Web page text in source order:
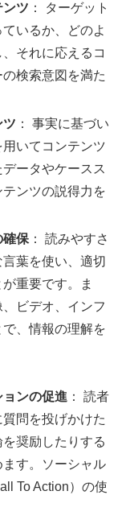
ツ ： ターゲット
いるか、どのよ
それに応えるコ
検索意図を満た
ツ ： 事実に基づい
いてコンテンツ
ータやケースス
ンツの説得力を
確保 ： 読みやすさ
葉を使い、適切
重要です。ま
ビデオ、インフ
、情報の理解を
ンの促進 ： 読者
問を投げかけた
奨励したりする
す。ソーシャル
To Action）の使